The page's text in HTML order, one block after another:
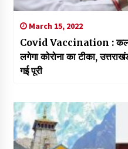
March 15, 2022
Covid Vaccination : कल
लगेगा कोरोना का टीका,
गई पूरी